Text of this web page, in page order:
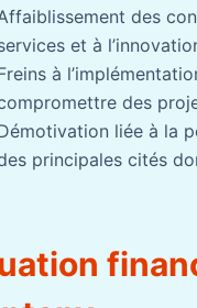
des
et à
à
des
liée à la
principales cités